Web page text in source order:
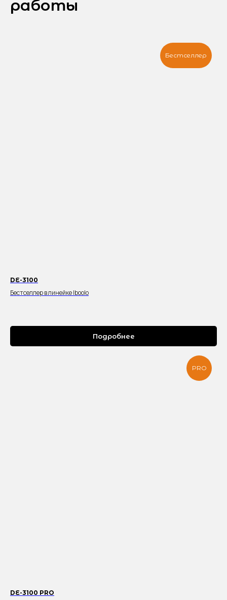
работы
Бестселлер
DE-3100
Бестселлер в линейке Iboolo
Подробнее
PRO
DE-3100 PRO